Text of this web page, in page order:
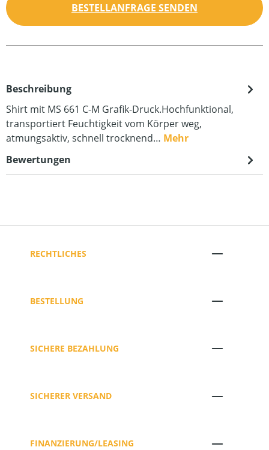
BESTELLANFRAGE SENDEN
Beschreibung
Shirt mit MS 661 C-M Grafik-Druck.Hochfunktional,
transportiert Feuchtigkeit vom Körper weg,
atmungsaktiv, schnell trocknend… Mehr
Bewertungen
RECHTLICHES
BESTELLUNG
SICHERE BEZAHLUNG
SICHERER VERSAND
FINANZIERUNG/LEASING